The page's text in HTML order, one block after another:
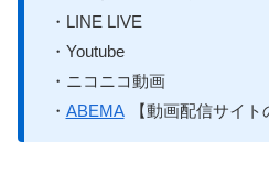
・LINE LIVE
・Youtube
・ニコニコ動画
・ ABEMA 【動画配信サイト